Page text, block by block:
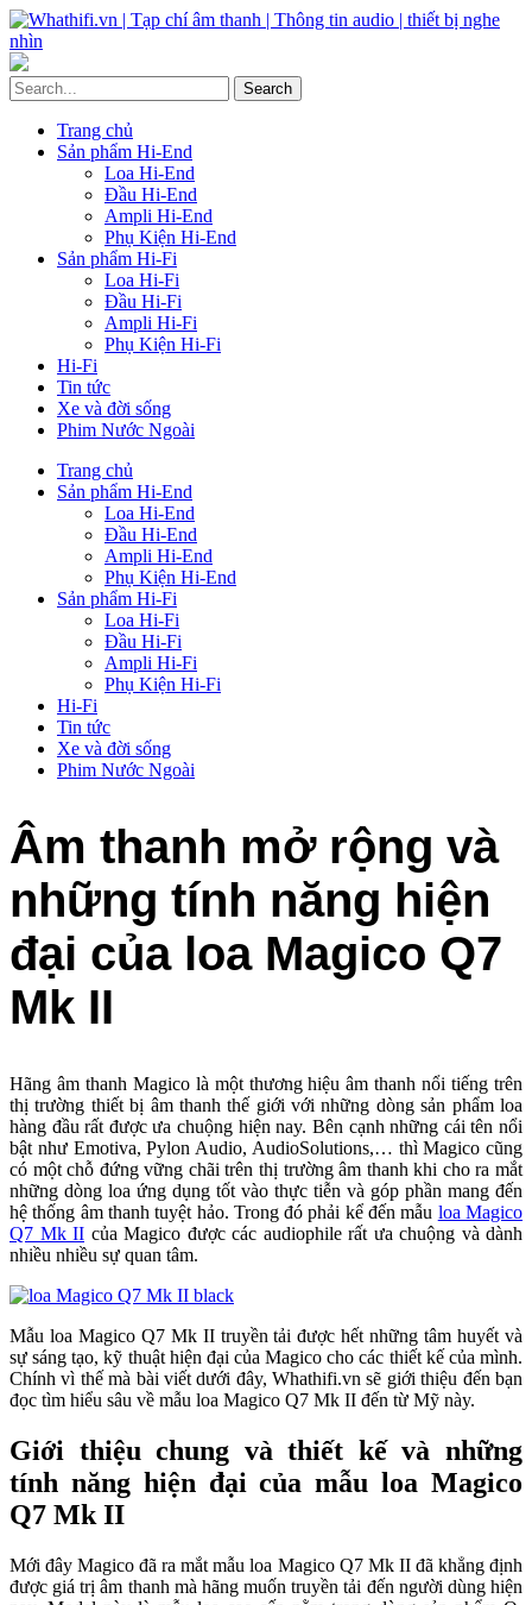
Trang chủ
Sản phẩm Hi-End
Loa Hi-End
Đầu Hi-End
Ampli Hi-End
Phụ Kiện Hi-End
Sản phẩm Hi-Fi
Loa Hi-Fi
Đầu Hi-Fi
Ampli Hi-Fi
Phụ Kiện Hi-Fi
Hi-Fi
Tin tức
Xe và đời sống
Phim Nước Ngoài
Trang chủ
Sản phẩm Hi-End
Loa Hi-End
Đầu Hi-End
Ampli Hi-End
Phụ Kiện Hi-End
Sản phẩm Hi-Fi
Loa Hi-Fi
Đầu Hi-Fi
Ampli Hi-Fi
Phụ Kiện Hi-Fi
Hi-Fi
Tin tức
Xe và đời sống
Phim Nước Ngoài
Âm thanh mở rộng và
những tính năng hiện
đại của loa Magico Q7
Mk II
Hãng âm thanh Magico là một thương hiệu âm thanh nổi tiếng trên
thị trường thiết bị âm thanh thế giới với những dòng sản phẩm loa
hàng đầu rất được ưa chuộng hiện nay. Bên cạnh những cái tên nổi
bật như Emotiva, Pylon Audio, AudioSolutions,… thì Magico cũng
có một chỗ đứng vững chãi trên thị trường âm thanh khi cho ra mắt
những dòng loa ứng dụng tốt vào thực tiễn và góp phần mang đến
hệ thống âm thanh tuyệt hảo. Trong đó phải kể đến mẫu loa Magico
Q7 Mk II của Magico được các audiophile rất ưa chuộng và dành
nhiều nhiều sự quan tâm.
Mẫu loa Magico Q7 Mk II truyền tải được hết những tâm huyết và
sự sáng tạo, kỹ thuật hiện đại của Magico cho các thiết kế của mình.
Chính vì thế mà bài viết dưới đây, Whathifi.vn sẽ giới thiệu đến bạn
đọc tìm hiểu sâu về mẫu loa Magico Q7 Mk II đến từ Mỹ này.
Giới thiệu chung và thiết kế và những
tính năng hiện đại của mẫu loa Magico
Q7 Mk II
Mới đây Magico đã ra mắt mẫu loa Magico Q7 Mk II đã khẳng định
được giá trị âm thanh mà hãng muốn truyền tải đến người dùng hiện